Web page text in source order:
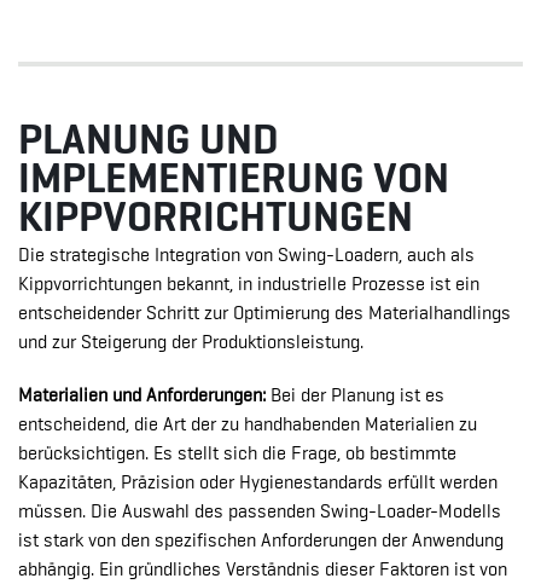
PLANUNG UND
IMPLEMENTIERUNG VON
KIPPVORRICHTUNGEN
Die strategische Integration von Swing-Loadern, auch als
Kippvorrichtungen bekannt, in industrielle Prozesse ist ein
entscheidender Schritt zur Optimierung des Materialhandlings
und zur Steigerung der Produktionsleistung.
Materialien und Anforderungen: Bei der Planung ist es
entscheidend, die Art der zu handhabenden Materialien zu
berücksichtigen. Es stellt sich die Frage, ob bestimmte
Kapazitäten, Präzision oder Hygienestandards erfüllt werden
müssen. Die Auswahl des passenden Swing-Loader-Modells
ist stark von den spezifischen Anforderungen der Anwendung
abhängig. Ein gründliches Verständnis dieser Faktoren ist von